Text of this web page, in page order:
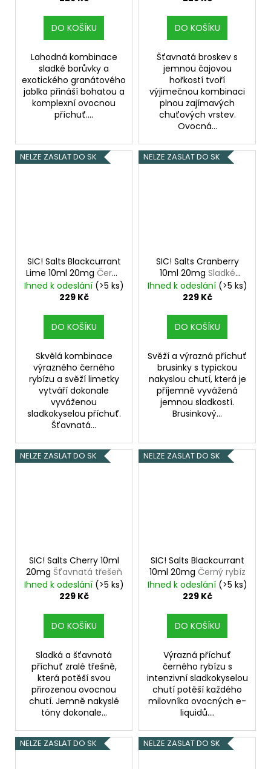
DO KOŠÍKU
Lahodná kombinace
sladké borůvky a
exotického granátového
jablka přináší bohatou a
komplexní ovocnou
příchuť....
DO KOŠÍKU
Šťavnatá broskev s
jemnou čajovou
hořkostí tvoří
výjimečnou kombinaci
plnou zajímavých
chuťových vrstev.
Ovocná...
NELZE ZASLAT DO SK
SIC! Salts Blackcurrant
Lime 10ml 20mg Černý
rybíz s limetkou
Ihned k odeslání (>5 ks)
229 Kč
DO KOŠÍKU
Skvělá kombinace
výrazného černého
rybízu a svěží limetky
vytváří dokonale
vyváženou
sladkokyselou příchuť.
Šťavnatá...
NELZE ZASLAT DO SK
SIC! Salts Cranberry
10ml 20mg Sladké
brusinky
Ihned k odeslání (>5 ks)
229 Kč
DO KOŠÍKU
Svěží a výrazná příchuť
brusinky s typickou
nakyslou chutí, která je
příjemně vyvážená
jemnou sladkostí.
Brusinkový...
NELZE ZASLAT DO SK
SIC! Salts Cherry 10ml
20mg Šťavnatá třešeň
Ihned k odeslání (>5 ks)
229 Kč
DO KOŠÍKU
Sladká a šťavnatá
příchuť zralé třešně,
která potěší svou
přirozenou ovocnou
chutí. Jemně nakyslé
tóny dokonale...
NELZE ZASLAT DO SK
SIC! Salts Blackcurrant
10ml 20mg Černý rybíz
Ihned k odeslání (>5 ks)
229 Kč
DO KOŠÍKU
Výrazná příchuť
černého rybízu s
intenzivní sladkokyselou
chutí potěší každého
milovníka ovocných e-
liquidů....
NELZE ZASLAT DO SK NELZE ZASLAT DO SK